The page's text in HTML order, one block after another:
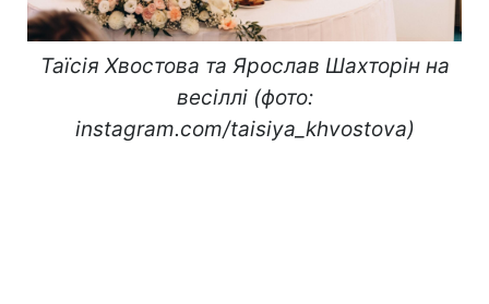
Таїсія Хвостова та Ярослав Шахторін на
весіллі (фото:
instagram.com/taisiya_khvostova)